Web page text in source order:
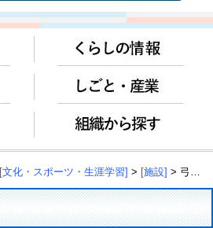
[文化・スポーツ・生涯学習] > [施設] > 弓道場